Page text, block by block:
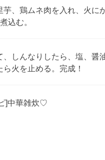
芋、鶏ムネ肉を入れ、火に
込む。
、しんなりしたら、塩、醤
火を止める。完成！
]中華雑炊♡